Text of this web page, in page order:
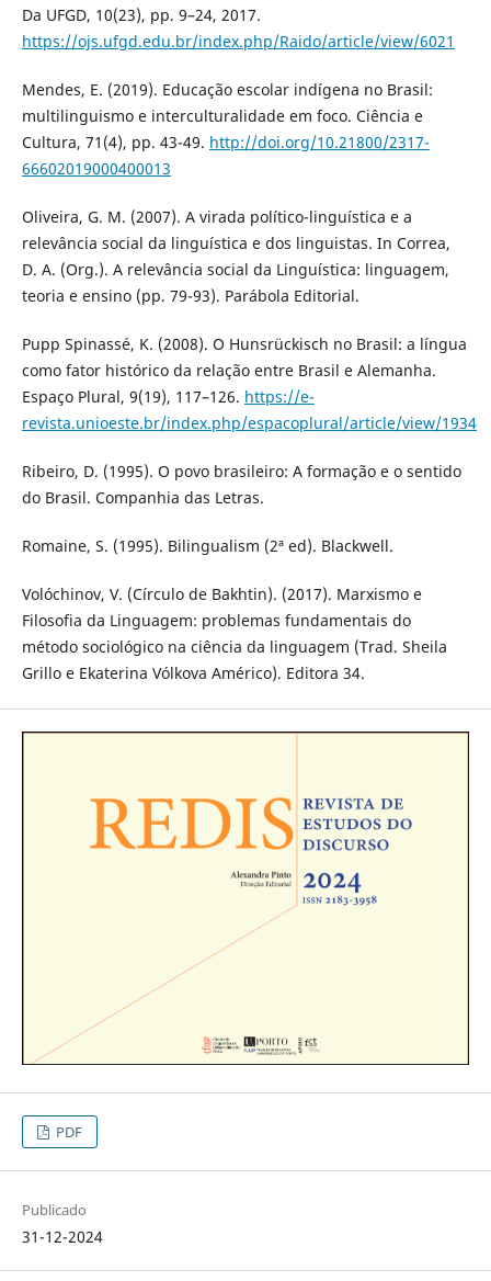
Da UFGD, 10(23), pp. 9–24, 2017.
https://ojs.ufgd.edu.br/index.php/Raido/article/view/6021
Mendes, E. (2019). Educação escolar indígena no Brasil:
multilinguismo e interculturalidade em foco. Ciência e
Cultura, 71(4), pp. 43-49. http://doi.org/10.21800/2317-
66602019000400013
Oliveira, G. M. (2007). A virada político-linguística e a
relevância social da linguística e dos linguistas. In Correa,
D. A. (Org.). A relevância social da Linguística: linguagem,
teoria e ensino (pp. 79-93). Parábola Editorial.
Pupp Spinassé, K. (2008). O Hunsrückisch no Brasil: a língua
como fator histórico da relação entre Brasil e Alemanha.
Espaço Plural, 9(19), 117–126. https://e-
revista.unioeste.br/index.php/espacoplural/article/view/1934
Ribeiro, D. (1995). O povo brasileiro: A formação e o sentido
do Brasil. Companhia das Letras.
Romaine, S. (1995). Bilingualism (2ª ed). Blackwell.
Volóchinov, V. (Círculo de Bakhtin). (2017). Marxismo e
Filosofia da Linguagem: problemas fundamentais do
método sociológico na ciência da linguagem (Trad. Sheila
Grillo e Ekaterina Vólkova Américo). Editora 34.
PDF
Publicado
31-12-2024